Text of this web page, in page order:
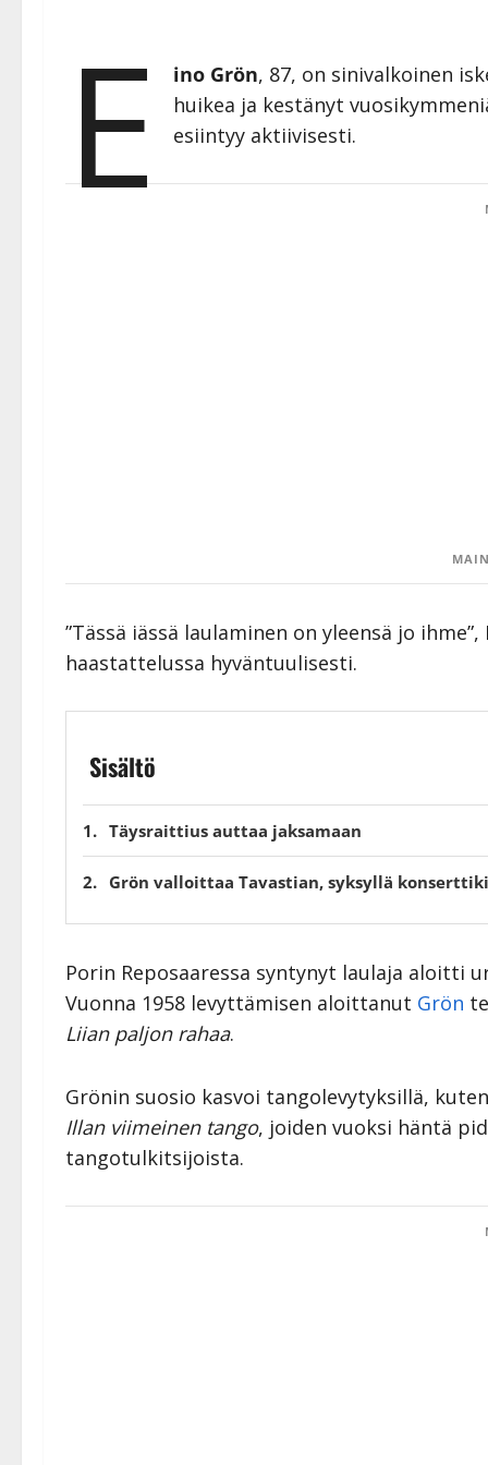
E ino Grön, 87, on sinivalkoinen
huikea ja kestänyt
esiintyy aktiivisesti.
”Tässä iässä laulaminen on yleensä jo
haastattelussa hyväntuulisesti.
Sisältö
Täysraittius auttaa jaksamaan
Grön valloittaa Tavastian, syksyllä
Porin Reposaaressa syntynyt laulaja aloitti
Vuonna 1958 levyttämisen aloittanut Grön
Liian paljon rahaa.
Grönin suosio kasvoi tangolevytyksillä,
Illan viimeinen tango, joiden vuoksi häntä
tangotulkitsijoista.